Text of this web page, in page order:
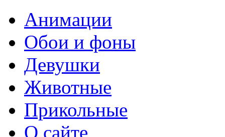
Анимации
Обои и фоны
Девушки
Животные
Прикольные
О сайте